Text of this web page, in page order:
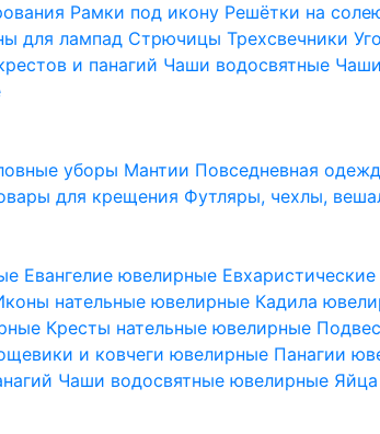
Рамки под икону Решётки на
для лампад СтрючицыТрехсвечники
и панагий Чаши водосвятные
уборы Мантии Повседневная
для крещения Футляры, чехлы,
Евангелие ювелирные
нательные ювелирные Кадила
Кресты нательные ювелирные
и ковчеги ювелирные Панагии
Чаши водосвятные ювелирные